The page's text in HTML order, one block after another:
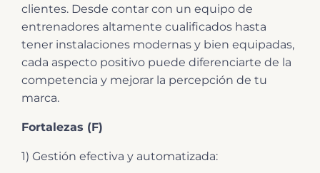
clientes. Desde contar con un equipo de
entrenadores altamente cualificados hasta
tener instalaciones modernas y bien equipadas,
cada aspecto positivo puede diferenciarte de la
competencia y mejorar la percepción de tu
marca.
Fortalezas (F)
1) Gestión efectiva y automatizada: